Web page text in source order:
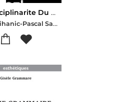
Peridisciplinarite Du Design
David Bihanic-Pascal Salembier